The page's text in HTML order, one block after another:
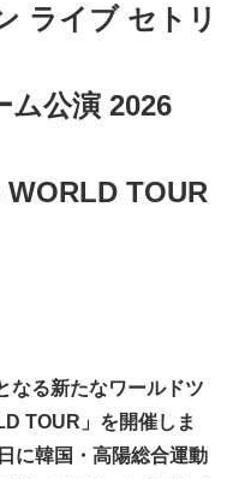
ライブ セトリ
ム公演 2026
WORLD TOUR
なる新たなワールドツ
TOUR」を開催しま
に韓国・高陽総合運動